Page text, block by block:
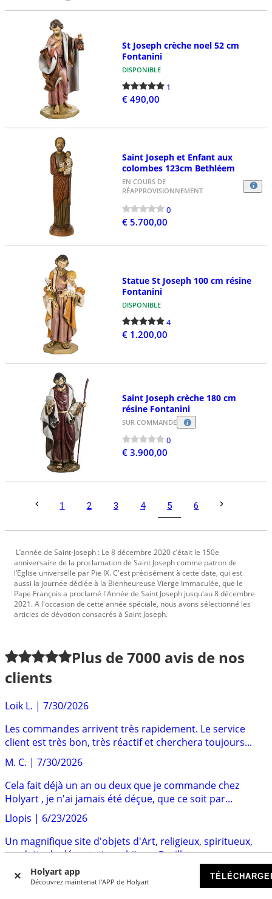
Holyart app
Découvrez maintenat l'APP de Holyart
St Joseph crèche noel 52 cm
Fontanini
DISPONIBLE
1
€ 490,00
Saint Joseph et Enfant aux
colombes 123cm Bethléem
EN COURS DE
RÉAPPROVISIONNEMENT
0
€ 5.700,00
Statue St Joseph 100 cm résine
Fontanini
DISPONIBLE
4
€ 1.200,00
Saint Joseph crèche 180 cm
résine Fontanini
SUR COMMANDE
0
€ 3.900,00
1 2 3 4 5 6
L’année de Saint-Joseph : Le 8 décembre 2020 c’était le 150e
anniversaire de la proclamation de Saint Joseph comme patron de
l’Eglise universelle par Pie IX. C'est précisément à cette date, qui est
aussi la journée dédiée à la Bienheureuse Vierge Immaculée, que le
Pape François a proclamé l'Année de Saint Joseph jusqu'au 8 décembre
2021. A l'occasion de cette année spéciale, nous avons sélectionné les
articles de dévotion consacrés à Saint Joseph.
Plus de7000 avis de nos
clients
Loik L. | 7/30/2026
Les commandes arrivent très rapidement. Le service
client est très bon, très réactif et cherchera toujours...
M. C. | 7/30/2026
Cela fait déjà un an ou deux que je commande chez
Holyart , je n'ai jamais été déçue, que ce soit par...
Llopis | 6/23/2026
Un magnifique site d'objets d'Art, religieux, spiritueux,
produits de dégustations, bijoux. Feuilleter...
Sten
|6/12/2026